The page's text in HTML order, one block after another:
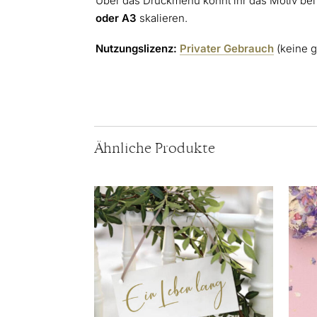
oder A3 skalieren.
Nutzungslizenz: Privater Gebrauch (keine
Ähnliche Produkte